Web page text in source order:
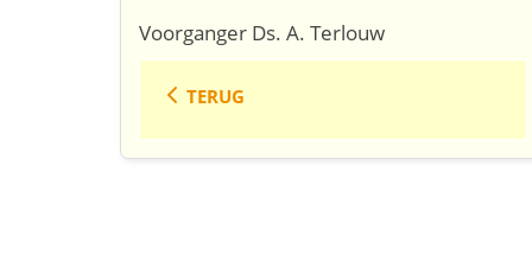
Voorganger Ds. A. Terlouw
TERUG